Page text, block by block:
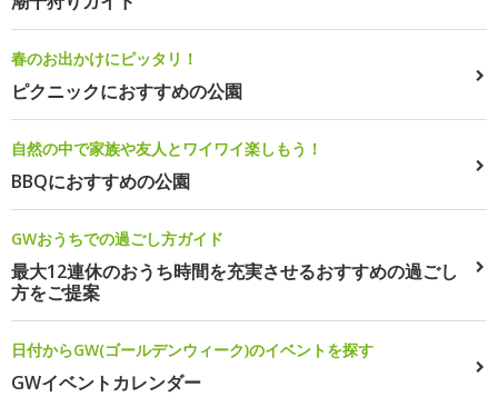
春のお出かけにピッタリ！
ピクニックにおすすめの公園
自然の中で家族や友人とワイワイ楽しもう！
BBQにおすすめの公園
GWおうちでの過ごし方ガイド
最大12連休のおうち時間を充実させるおすすめの過ごし
方をご提案
日付からGW(ゴールデンウィーク)のイベントを探す
GWイベントカレンダー